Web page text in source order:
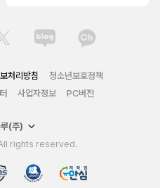
처리방침
청소년보호정책
사업자정보 PC버전
(주)
rights reserved.